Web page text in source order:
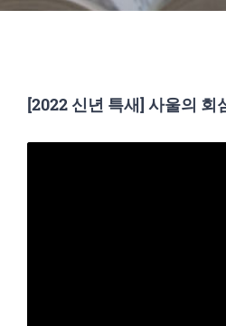
[2022 신년 특새] 사울의 회